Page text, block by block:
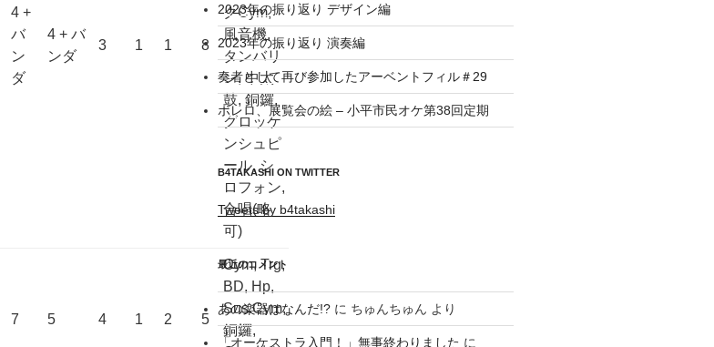
4 +
バ
ン
ダ
4 + バ
ンダ
3 1 1 8
クCym,
風音機,
タンバリ
ン, 中太
鼓, 銅鑼,
グロッケ
ンシュピ
ール, シ
ロフォン,
合唱(略
可)
7 5 4 1 2 5
Cym, Trg,
BD, Hp,
Sus.Cym,
銅鑼,
2023年の振り返り デザイン編
2023年の振り返り 演奏編
奏者として再び参加したアーベントフィル＃29
ボレロ、展覧会の絵 – 小平市民オケ第38回定期
B4TAKASHI ON TWITTER
Tweets by b4takashi
最近のコメント
あの楽器はなんだ!?に ちゅんちゅん より
「オーケストラ入門！」無事終わりました に